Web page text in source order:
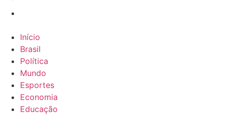
Início
Brasil
Política
Mundo
Esportes
Economia
Educação